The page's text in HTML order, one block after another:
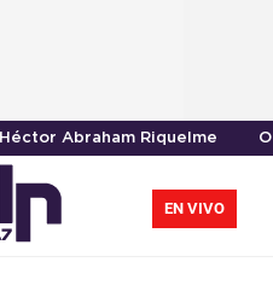
Héctor Abraham Riquelme
EN VIVO